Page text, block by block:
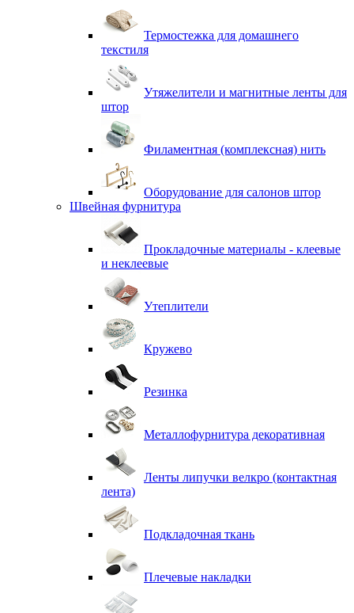
Термостежка для домашнего
текстиля
Утяжелители и магнитные ленты для
штор
Филаментная (комплексная) нить
Оборудование для салонов штор
Швейная фурнитура
Прокладочные материалы - клеевые
и неклеевые
Утеплители
Кружево
Резинка
Металлофурнитура декоративная
Ленты липучки велкро (контактная
лента)
Подкладочная ткань
Плечевые накладки